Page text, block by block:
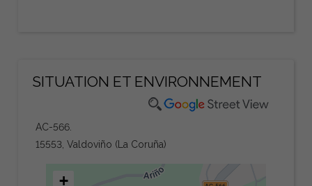
SITUATION ET ENVIRONNEMENT
AC-566.
15553, Valdoviño (La Coruña)
+